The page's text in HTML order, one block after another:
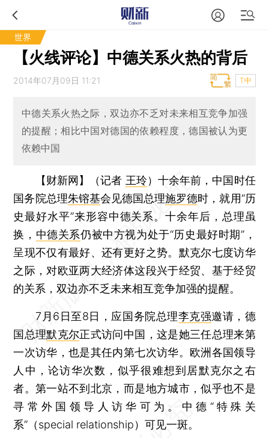
世界
【火线评论】中德关系火热的背后
2014年07月09日 11:21 T中
中德关系火热之际，双边亦不乏对未来相互竞争加强
的提醒；相比中国对德国的依赖程度，德国被认为更
依赖中国
【财新网】（记者 王玲） 十余年前，中国时任
国务院总理朱镕基会见德国总理施罗德时，就用“历
史最好水平”来形容中德关系。十余年后，总理虽
换， 中德关系仍被中方视为处于“历史最好时期”，
呈现不仅有最好、还有更好之势。默克尔七度访华
之际，对欧亚两大经济体这段兴于经贸、基于经贸
的关系，双边亦不乏未来相互竞争加强的提醒。
7月6日至8日，应国务院总理李克强邀请，德
国总理默克尔正式访问中国，这是她三任总理来第
一次访华，也是其任内第七次访华。欧洲各国领导
人中，论访华次数，似乎很难想到居默克尔之右
者。第一站不到北京，而是地方城市，似乎也不是
寻常外国领导人访华可为。中德“特殊关
系”（special relationship）可见一斑。